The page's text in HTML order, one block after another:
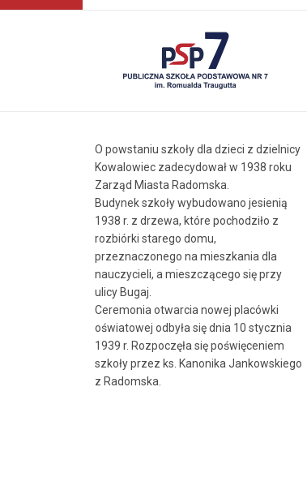
O powstaniu szkoły dla dzieci z dzielnicy
Kowalowiec zadecydował w 1938 roku
Zarząd Miasta Radomska.
Budynek szkoły wybudowano jesienią
1938 r. z drzewa, które pochodziło z
rozbiórki starego domu,
przeznaczonego na mieszkania dla
nauczycieli, a mieszczącego się przy
ulicy Bugaj.
Ceremonia otwarcia nowej placówki
oświatowej odbyła się dnia 10 stycznia
1939 r. Rozpoczęła się poświęceniem
szkoły przez ks. Kanonika Jankowskiego
z Radomska.